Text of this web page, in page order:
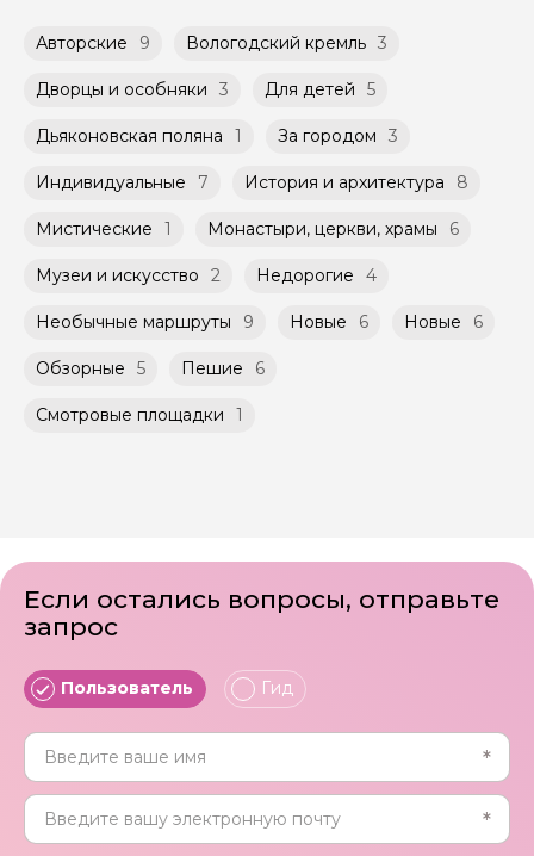
Оплата многодневного тура происходит
при наличии такой возможности,
заключенного между Организатором и
к Оферте Сервиса.
Способы оплаты на сайте: Картой
российского банка можно оплатить любую
расписанию, составленному гидом.
Помимо Вас, на групповой экскурсии могут
быть незнакомые для Вас люди.
Мини-группы проводятся на тех же
условиях, что и групповые, но с количество
не более 10 человек)
Авторские 9 Вологодский кремль 3
Дворцы и особняки 3 Для детей 5
Дьяконовская поляна 1 За городом 3
Индивидуальные 7 История и архитектура 8
Мистические 1 Монастыри, церкви, храмы 6
Музеи и искусство 2 Недорогие 4
Необычные маршруты 9 Новые 6 Новые 6
Обзорные 5 Пешие 6
Смотровые площадки 1
Если остались вопросы, отправьте
запрос
Пользователь Гид